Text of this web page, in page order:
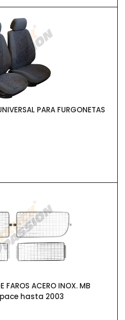
PARA FURGONETAS
FAROS ACERO INOX. MB
hasta 2003